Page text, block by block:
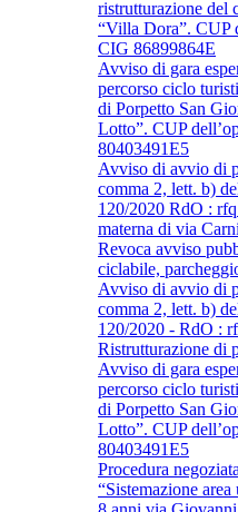
ristrutturazione del
“Villa Dora”. CUP
CIG 86899864E
Avviso di gara
percorso ciclo
di Porpetto San
Lotto”. CUP
80403491E5
Avviso di avvio di
comma 2, lett. b)
120/2020 RdO :
materna di via
Revoca avviso
ciclabile,
Avviso di avvio di
comma 2, lett. b)
120/2020 - RdO :
Ristrutturazione di
Avviso di gara
percorso ciclo
di Porpetto San
Lotto”. CUP
80403491E5
Procedura
“Sistemazione